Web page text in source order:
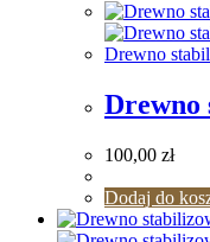
Drewno
Drewno
100,00 zł
Dodaj do